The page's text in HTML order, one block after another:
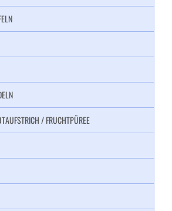
/ FRUCHTPÜREE